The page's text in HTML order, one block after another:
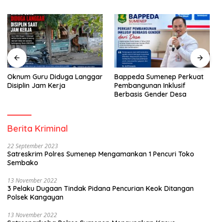
Oknum Guru Diduga Langgar
Disiplin Jam Kerja
Bappeda Sumenep Perkuat
Pembangunan Inklusif
Berbasis Gender Desa
Berita Kriminal
22 September 2023
Satreskrim Polres Sumenep Mengamankan 1 Pencuri Toko
Sembako
13 November 2022
3 Pelaku Dugaan Tindak Pidana Pencurian Keok Ditangan
Polsek Kangayan
13 November 2022